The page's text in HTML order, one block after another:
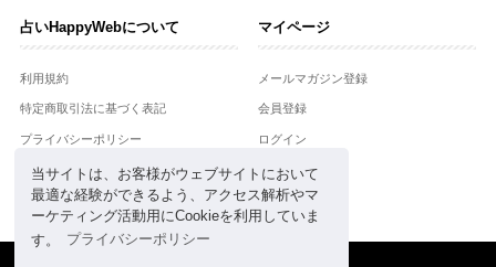
当サイトは、お客様がウェブサイトにおいて
最適な経験ができるよう、アクセス解析やマ
ーケティング活動用にCookieを利用していま
す。
プライバシーポリシー
占いHappyWebについて
利用規約
特定商取引法に基づく表記
プライバシーポリシー
運営会社
お問合せ
マイページ
メールマガジン登録
会員登録
ログイン